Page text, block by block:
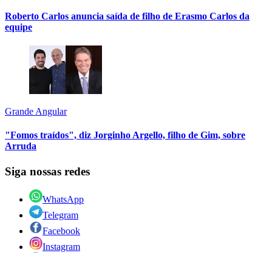
Roberto Carlos anuncia saída de filho de Erasmo Carlos da
equipe
Grande Angular
"Fomos traídos", diz Jorginho Argello, filho de Gim, sobre
Arruda
Siga nossas redes
WhatsApp
Telegram
Facebook
Instagram